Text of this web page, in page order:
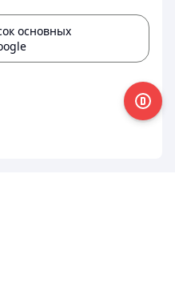
основных